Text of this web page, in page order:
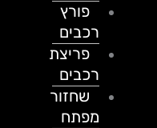
פורץ
רכבים
פריצת
רכבים
שחזור
מפתח